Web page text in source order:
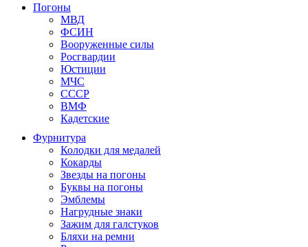
Погоны
МВД
ФСИН
Вооруженные силы
Росгвардии
Юстиции
МЧС
СССР
ВМФ
Кадетские
Фурнитура
Колодки для медалей
Кокарды
Звезды на погоны
Буквы на погоны
Эмблемы
Нагрудные знаки
Зажим для галстуков
Бляхи на ремни